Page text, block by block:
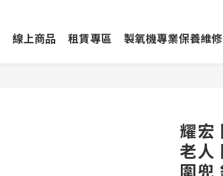
線上商品 租賃專區 製氧機專業保養維
耀宏
老人
圍兜